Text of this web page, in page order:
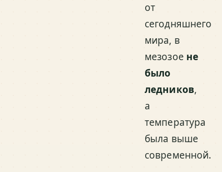
от
сегодняшнего
мира, в
мезозое не
было
ледников,
а
температура
была выше
современной.